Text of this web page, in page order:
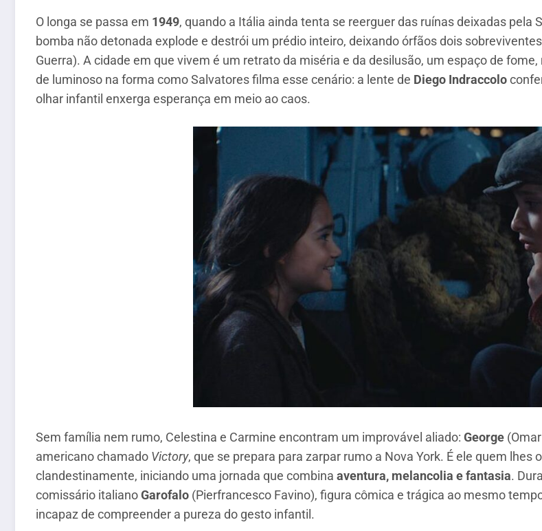
O longa se passa em 1949, quando a Itália ainda tenta se reerguer das ruínas deixadas pela
bomba não detonada explode e destrói um prédio inteiro, deixando órfãos dois
Guerra). A cidade em que vivem é um retrato da miséria e da desilusão, um espaço de
de luminoso na forma como Salvatores filma esse cenário: a lente de Diego Indraccolo
olhar infantil enxerga esperança em meio ao caos.
Sem família nem rumo, Celestina e Carmine encontram um improvável aliado: George
americano chamado Victory, que se prepara para zarpar rumo a Nova York. É ele quem lhes
clandestinamente, iniciando uma jornada que combina aventura, melancolia e fantasia.
comissário italianoGarofalo (Pierfrancesco Favino), figura cômica e trágica ao mesmo
incapaz de compreender a pureza do gesto infantil.